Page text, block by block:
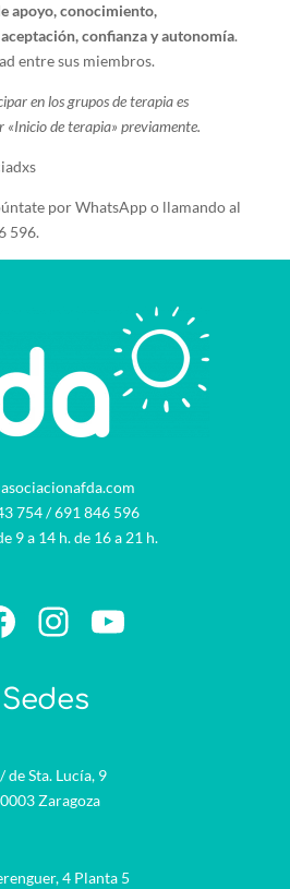
apoyo, conocimiento,
confianza y autonomía.
entre sus miembros.
en los grupos de terapia es
«Inicio de terapia» previamente.
por WhatsApp o llamando al
596.
754/691 846 596
9 a 14 h. de 16 a 21 h.
Instagram
YouTube
Sedes
de Sta. Lucía, 9
Zaragoza
4 Planta 5